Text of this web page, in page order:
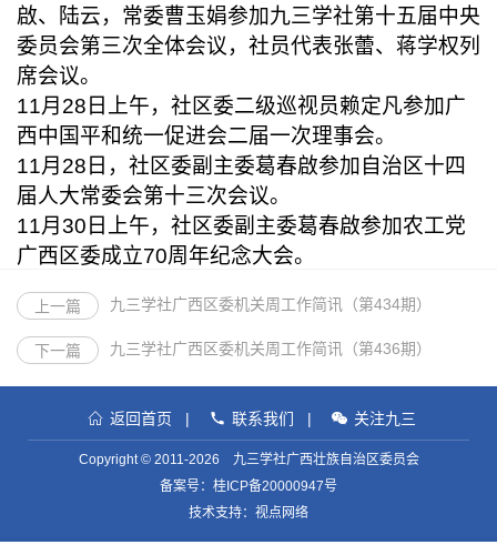
啟、陆云，常委曹玉娟参加九三学社第十五届中央
委员会第三次全体会议，社员代表张蕾、蒋学权列
席会议。
11月28日上午，社区委二级巡视员赖定凡参加广
西中国平和统一促进会二届一次理事会。
11月28日，社区委副主委葛春啟参加自治区十四
届人大常委会第十三次会议。
11月30日上午，社区委副主委葛春啟参加农工党
广西区委成立70周年纪念大会。
上一篇 九三学社广西区委机关周工作简讯（第434期）
下一篇 九三学社广西区委机关周工作简讯（第436期）
返回首页 | 联系我们 | 关注九三
Copyright © 2011-2026 九三学社广西壮族自治区委员会
备案号： 桂ICP备20000947号
技术支持：视点网络